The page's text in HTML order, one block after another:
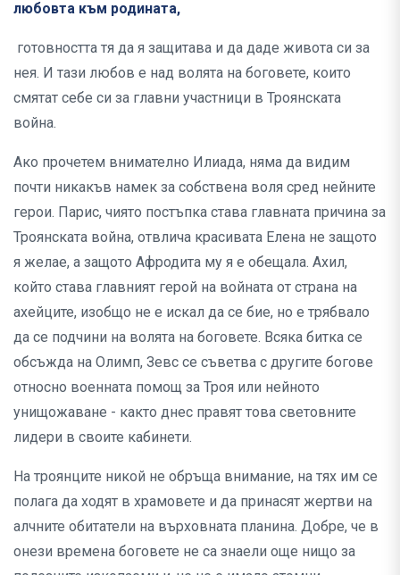
любовта към родината,
готовността тя да я защитава и да даде живота си за
нея. И тази любов е над волята на боговете, които
смятат себе си за главни участници в Троянската
война.
Ако прочетем внимателно Илиада, няма да видим
почти никакъв намек за собствена воля сред нейните
герои. Парис, чиято постъпка става главната причина за
Троянската война, отвлича красивата Елена не защото
я желае, а защото Афродита му я е обещала. Ахил,
който става главният герой на войната от страна на
ахейците, изобщо не е искал да се бие, но е трябвало
да се подчини на волята на боговете. Всяка битка се
обсъжда на Олимп, Зевс се съветва с другите богове
относно военната помощ за Троя или нейното
унищожаване - както днес правят това световните
лидери в своите кабинети.
На троянците никой не обръща внимание, на тях им се
полага да ходят в храмовете и да принасят жертви на
алчните обитатели на върховната планина. Добре, че в
онези времена боговете не са знаели още нищо за